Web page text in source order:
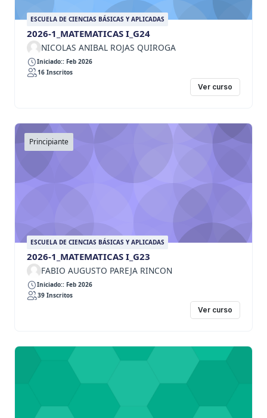
ESCUELA DE CIENCIAS BÁSICAS Y APLICADAS
2026-1_MATEMATICAS I_G24
NICOLAS ANIBAL ROJAS QUIROGA
Iniciado:: Feb 2026
16 Inscritos
Ver curso
Principiante
ESCUELA DE CIENCIAS BÁSICAS Y APLICADAS
2026-1_MATEMATICAS I_G23
FABIO AUGUSTO PAREJA RINCON
Iniciado:: Feb 2026
39 Inscritos
Ver curso